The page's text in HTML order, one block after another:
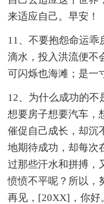
来适应自己。早安！
11、不要抱怨命运乖
滴水，投入洪流便不
可闪烁也海滩；是一
12、为什么成功的不
想要房子想要汽车，
催促自己成长，却沉
地期待成功，却每次
过那些汗水和拼搏，
愤愤不平呢？所以，
再见，[20XX]，你好